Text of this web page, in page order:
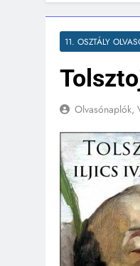
11. OSZTÁLY
Olvasónaplók,